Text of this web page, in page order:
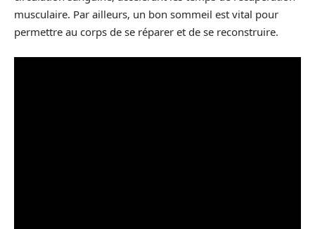
musculaire. Par ailleurs, un bon sommeil est vital pour
permettre au corps de se réparer et de se reconstruire.